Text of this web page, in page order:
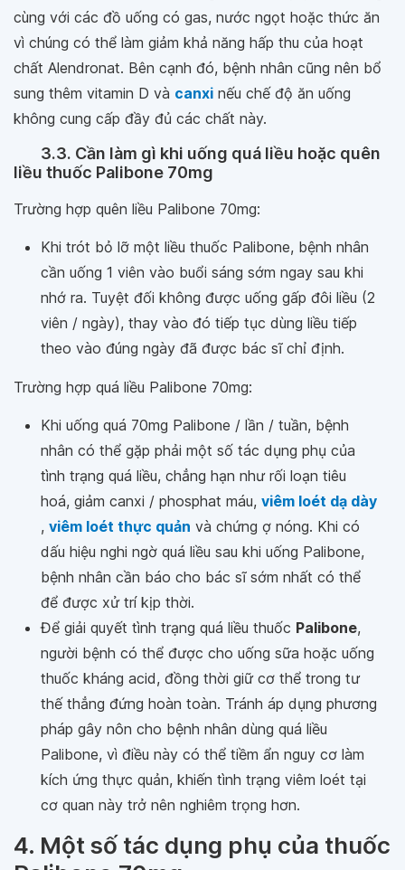
cùng với các đồ uống có gas, nước ngọt hoặc thức ăn
vì chúng có thể làm giảm khả năng hấp thu của hoạt
chất Alendronat. Bên cạnh đó, bệnh nhân cũng nên bổ
sung thêm vitamin D và canxi nếu chế độ ăn uống
không cung cấp đầy đủ các chất này.
3.3. Cần làm gì khi uống quá liều hoặc quên
liều thuốc Palibone 70mg
Trường hợp quên liều Palibone 70mg:
Khi trót bỏ lỡ một liều thuốc Palibone, bệnh nhân
cần uống 1 viên vào buổi sáng sớm ngay sau khi
nhớ ra. Tuyệt đối không được uống gấp đôi liều (2
viên / ngày), thay vào đó tiếp tục dùng liều tiếp
theo vào đúng ngày đã được bác sĩ chỉ định.
Trường hợp quá liều Palibone 70mg:
Khi uống quá 70mg Palibone / lần / tuần, bệnh
nhân có thể gặp phải một số tác dụng phụ của
tình trạng quá liều, chẳng hạn như rối loạn tiêu
hoá, giảm canxi / phosphat máu, viêm loét dạ dày
, viêm loét thực quản và chứng ợ nóng. Khi có
dấu hiệu nghi ngờ quá liều sau khi uống Palibone,
bệnh nhân cần báo cho bác sĩ sớm nhất có thể
để được xử trí kịp thời.
Để giải quyết tình trạng quá liều thuốc Palibone,
người bệnh có thể được cho uống sữa hoặc uống
thuốc kháng acid, đồng thời giữ cơ thể trong tư
thế thẳng đứng hoàn toàn. Tránh áp dụng phương
pháp gây nôn cho bệnh nhân dùng quá liều
Palibone, vì điều này có thể tiềm ẩn nguy cơ làm
kích ứng thực quản, khiến tình trạng viêm loét tại
cơ quan này trở nên nghiêm trọng hơn.
4. Một số tác dụng phụ của thuốc